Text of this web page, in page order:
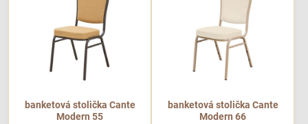
každodenné...
banketová stolička Cante
Modern 55
banketová stolička Cante
Modern 66